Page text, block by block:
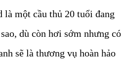
là một cầu thủ 20 tuổi đang
dù còn hơi sớm nhưng có
sẽ là thương vụ hoàn hảo